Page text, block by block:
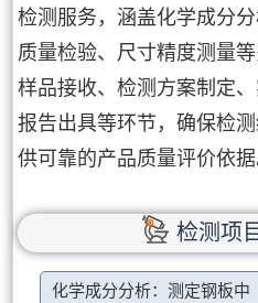
检测服务，涵盖化学成分
质量检验、尺寸精度测量
样品接收、检测方案制定
报告出具等环节，确保检
供可靠的产品质量评价依据
检测项
化学成分分析：测定钢板中